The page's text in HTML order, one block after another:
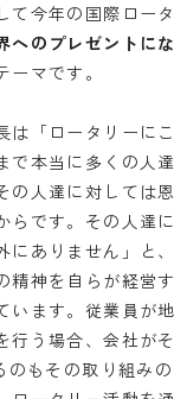
て今年の国際ロー
へのプレゼントに
マです。
は「ロータリーに
で本当に多くの人
の人達に対しては
らです。その人達
にありません」と
精神を自らが経営
います。従業員が
行う場合、会社が
のもその取り組み